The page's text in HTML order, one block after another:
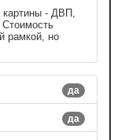
картины - ДВП,
Стоимость
рамкой, но
да
да